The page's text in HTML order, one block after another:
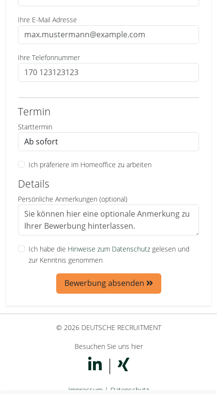
Ihre E-Mail Adresse
Ihre Telefonnummer
Termin
Starttermin
Ich präferiere im Homeoffice zu arbeiten
Details
Persönliche Anmerkungen (optional)
Ich habe die Hinweise zum Datenschutzgelesen und
zur Kenntnis genommen
Bewerbung absenden
© 2026 DEUTSCHE RECRUITMENT
Besuchen Sie uns hier
|
Impressum | Datenschutz